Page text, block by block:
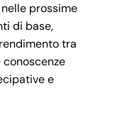
prossime
di base,
tra
e